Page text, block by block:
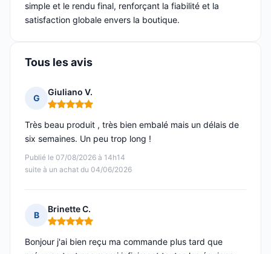
simple et le rendu final, renforçant la fiabilité et la
satisfaction globale envers la boutique.
Tous les avis
G
Giuliano V.
Note : 5 sur 5
Publié le 07/08/2026 à 14h14
suite à un achat du 04/06/2026
Très beau produit , très bien embalé mais un délais de
six semaines. Un peu trop long !
B
Brinette C.
Note : 5 sur 5
Bonjour j'ai bien reçu ma commande plus tard que